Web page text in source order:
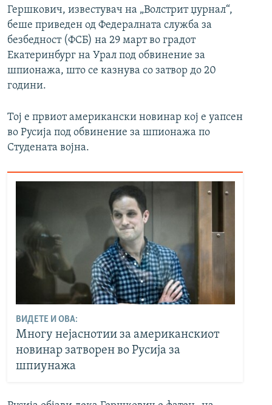
Гершкович, известувач на „Волстрит џурнал“,
беше приведен од Федералната служба за
безбедност (ФСБ) на 29 март во градот
Екатеринбург на Урал под обвинение за
шпионажа, што се казнува со затвор до 20
години.
Тој е првиот американски новинар кој е уапсен
во Русија под обвинение за шпионажа по
Студената војна.
ВИДЕТЕ И ОВА:
Многу нејаснотии за американскиот
новинар затворен во Русија за
шпиунажа